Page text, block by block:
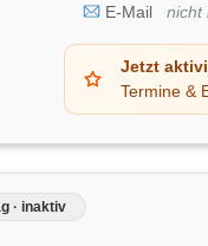
E-Mail
nicht
Jetzt
Termine &
· inaktiv